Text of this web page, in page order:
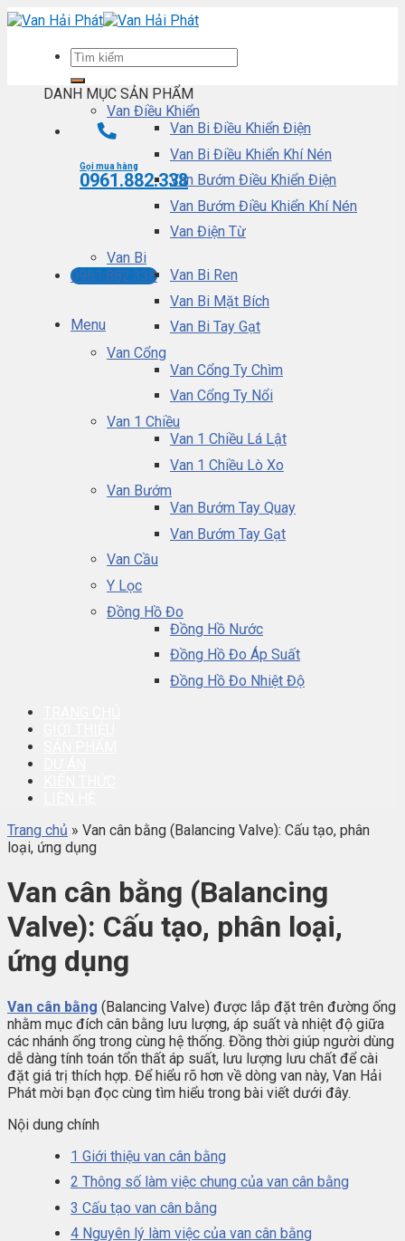
Skip
to
Gọi mua hàng
0961.882.338
0961.882.338
Menu
DANH MỤC SẢN PHẨM
Van Điều Khiển
Van Bi Điều Khiển Điện
Van Bi Điều Khiển Khí Nén
Van Bướm Điều Khiển Điện
Van Bướm Điều Khiển Khí Nén
Van Điện Từ
Van Bi
Van Bi Ren
Van Bi Mặt Bích
Van Bi Tay Gạt
Van Cổng
Van Cổng Ty Chìm
Van Cổng Ty Nổi
Van 1 Chiều
Van 1 Chiều Lá Lật
Van 1 Chiều Lò Xo
Van Bướm
Van Bướm Tay Quay
Van Bướm Tay Gạt
Van Cầu
Y Lọc
Đồng Hồ Đo
Đồng Hồ Nước
Đồng Hồ Đo Áp Suất
Đồng Hồ Đo Nhiệt Độ
Trang chủ » Van cân bằng (Balancing Valve): Cấu tạo, phân
loại, ứng dụng
Van cân bằng (Balancing
Valve): Cấu tạo, phân loại,
ứng dụng
Van cân bằng (Balancing Valve) được lắp đặt trên đường ống
nhằm mục đích cân bằng lưu lượng, áp suất và nhiệt độ giữa
các nhánh ống trong cùng hệ thống. Đồng thời giúp người dùng
dễ dàng tính toán tổn thất áp suất, lưu lượng lưu chất để cài
đặt giá trị thích hợp. Để hiểu rõ hơn về dòng van này, Van Hải
Phát mời bạn đọc cùng tìm hiểu trong bài viết dưới đây.
Nội dung chính
1 Giới thiệu van cân bằng
2 Thông số làm việc chung của van cân bằng
3 Cấu tạo van cân bằng
4 Nguyên lý làm việc của van cân bằng